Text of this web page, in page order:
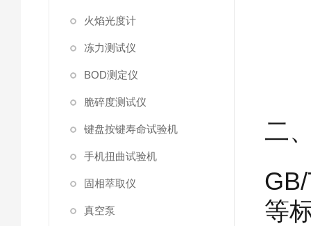
火焰光度计
冻力测试仪
BOD测定仪
脆碎度测试仪
键盘按键寿命试验机
手机扭曲试验机
固相萃取仪
真空泵
二
等